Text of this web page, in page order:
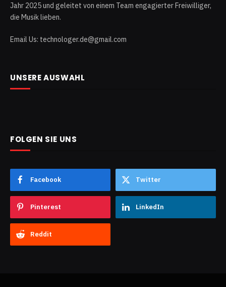
Jahr 2025 und geleitet von einem Team engagierter Freiwilliger,
die Musik lieben.
Email Us: technologer.de@gmail.com
UNSERE AUSWAHL
FOLGEN SIE UNS
Facebook Twitter
Pinterest LinkedIn
Reddit